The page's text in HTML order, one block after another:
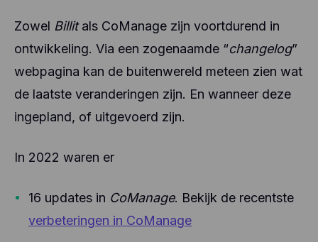
Zowel Billitals CoManage zijn voortdurend in
ontwikkeling. Via een zogenaamde “changelog”
webpagina kan de buitenwereld meteen zien wat
de laatste veranderingen zijn. En wanneer deze
ingepland, of uitgevoerd zijn.
In 2022 waren er
16 updates in CoManage. Bekijk de recentste
verbeteringen in CoManage